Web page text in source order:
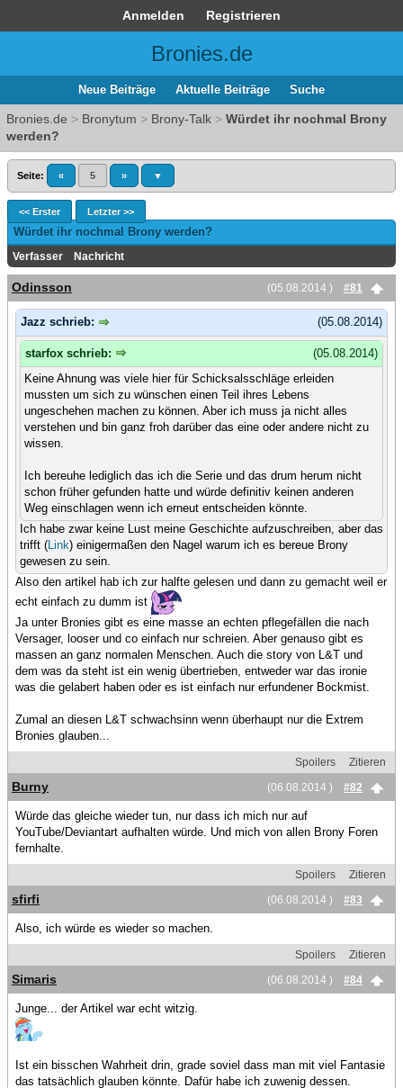
Anmelden Registrieren
Bronies.de
Neue Beiträge Aktuelle Beiträge Suche
Bronies.de > Bronytum > Brony-Talk > Würdet ihr nochmal Brony
werden?
Seite: « 5 » ▼
<< Erster Letzter >>
Würdet ihr nochmal Brony werden?
Verfasser Nachricht
(05.08.2014 ) #81
Odinsson
(05.08.2014)
Jazz schrieb:
(05.08.2014)
starfox schrieb:
Keine Ahnung was viele hier für Schicksalsschläge erleiden
mussten um sich zu wünschen einen Teil ihres Lebens
ungeschehen machen zu können. Aber ich muss ja nicht alles
verstehen und bin ganz froh darüber das eine oder andere nicht zu
wissen.
Ich bereuhe lediglich das ich die Serie und das drum herum nicht
schon früher gefunden hatte und würde definitiv keinen anderen
Weg einschlagen wenn ich erneut entscheiden könnte.
Ich habe zwar keine Lust meine Geschichte aufzuschreiben, aber das
trifft (Link) einigermaßen den Nagel warum ich es bereue Brony
gewesen zu sein.
Also den artikel hab ich zur halfte gelesen und dann zu gemacht weil er
echt einfach zu dumm ist
Ja unter Bronies gibt es eine masse an echten pflegefällen die nach
Versager, looser und co einfach nur schreien. Aber genauso gibt es
massen an ganz normalen Menschen. Auch die story von L&T und
dem was da steht ist ein wenig übertrieben, entweder war das ironie
was die gelabert haben oder es ist einfach nur erfundener Bockmist.
Zumal an diesen L&T schwachsinn wenn überhaupt nur die Extrem
Bronies glauben...
Spoilers
Zitieren
(06.08.2014 )
#82
Burny
Würde das gleiche wieder tun, nur dass ich mich nur auf
YouTube/Deviantart aufhalten würde. Und mich von allen Brony Foren
fernhalte.
Spoilers
Zitieren
(06.08.2014 )
#83
sfirfi
Also, ich würde es wieder so machen.
Spoilers
Zitieren
(06.08.2014 )
#84
Simaris
Junge... der Artikel war echt witzig.
Ist ein bisschen Wahrheit drin, grade soviel dass man mit viel Fantasie
das tatsächlich glauben könnte. Dafür habe ich zuwenig dessen.